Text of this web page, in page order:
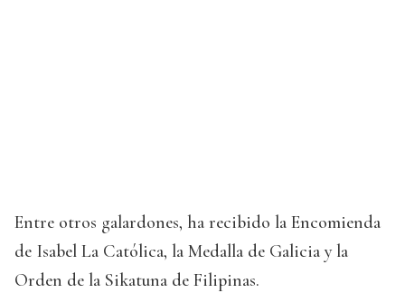
Entre otros galardones, ha recibido la Encomienda
de Isabel La Católica, la Medalla de Galicia y la
Orden de la Sikatuna de Filipinas.